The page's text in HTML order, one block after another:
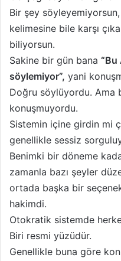
Bir şey
kelimesine bile karşı
biliyorsun.
Sakine bir gün bana “Bu
söylemiyor”, yani
Doğru söylüyordu. Ama
konuşmuyordu.
Sistemin içine girdin mi
genellikle sessiz
Benimki bir döneme
zamanla bazı şeyler
ortada başka bir
hakimdi.
Otokratik sistemde
Biri resmi yüzüdür.
Genellikle buna göre